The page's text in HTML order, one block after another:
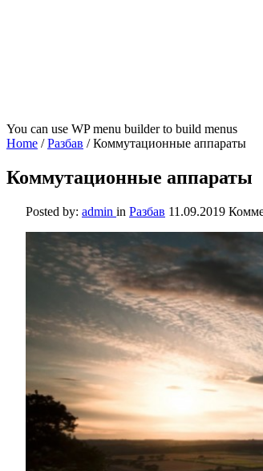
You can use WP menu builder to build menus
Home /Разбав /Коммутационные аппараты
Коммутационные аппараты
Posted by: admin in Разбав 11.09.2019